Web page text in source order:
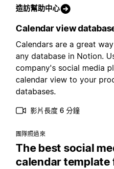
造訪幫助中心
Calendar view
Calendars are a great
any database in Notion.
company's social media
calendar view to your
databases.
影片長度 6 分鐘
團隊照過來
The best social
calendar